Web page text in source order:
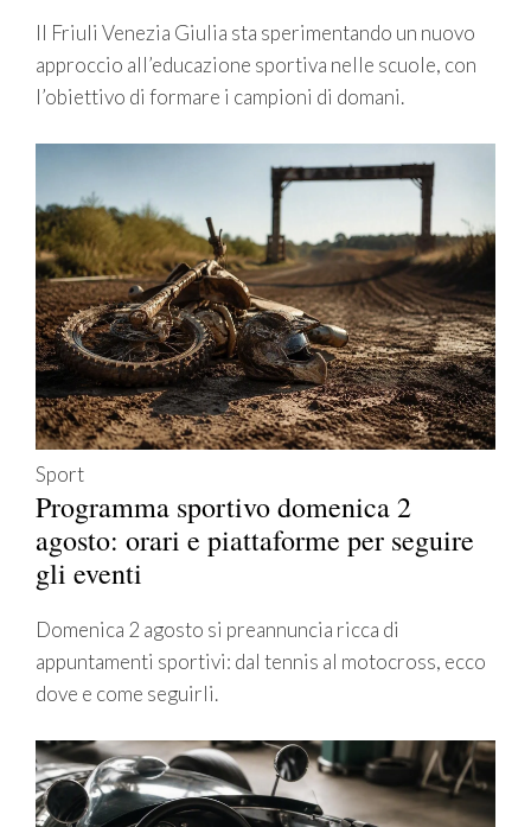
Il Friuli Venezia Giulia sta sperimentando un nuovo
approccio all’educazione sportiva nelle scuole, con
l’obiettivo di formare i campioni di domani.
Sport
Programma sportivo domenica 2
agosto: orari e piattaforme per seguire
gli eventi
Domenica 2 agosto si preannuncia ricca di
appuntamenti sportivi: dal tennis al motocross, ecco
dove e come seguirli.